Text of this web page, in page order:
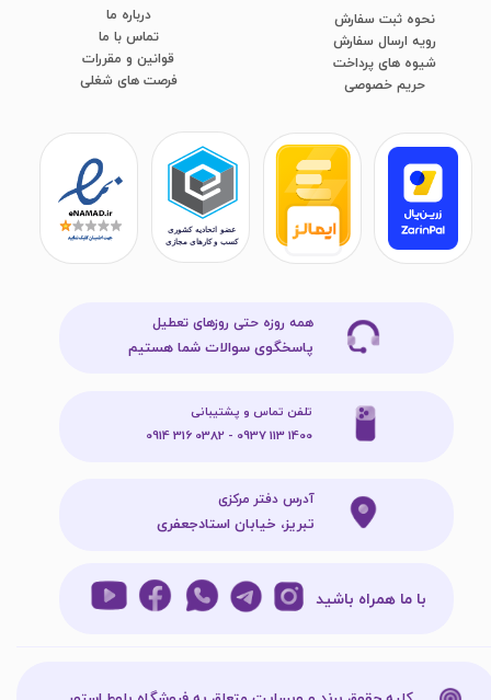
درباره ما
تماس با ما
قوانین و مقررات
فرصت های شغلی
نحوه ثبت سفارش
رویه ارسال سفارش
شیوه های پرداخت
​​​​​​​حریم خصوصی
با ما همراه باشید
همه روزه حتی روزهای تعطیل
پاسخگوی سوالات شما هستیم
آدرس دفتر مرکزی
تبریز، خیابان استادجعفری
تلفن تماس و پشتیبانی
1400 113 0937 - 0382 316 0914